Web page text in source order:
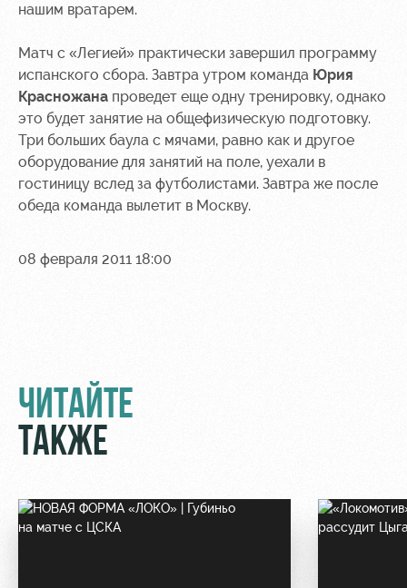
нашим вратарем.
Матч с «Легией» практически завершил программу
испанского сбора. Завтра утром команда Юрия
Красножана проведет еще одну тренировку, однако
это будет занятие на общефизическую подготовку.
Три больших баула с мячами, равно как и другое
оборудование для занятий на поле, уехали в
гостиницу вслед за футболистами. Завтра же после
обеда команда вылетит в Москву.
08 февраля 2011 18:00
ЧИТАЙТЕ
ТАКЖЕ